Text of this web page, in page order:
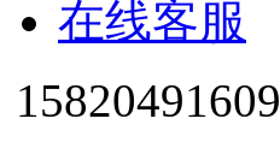
在线客服
15820491609